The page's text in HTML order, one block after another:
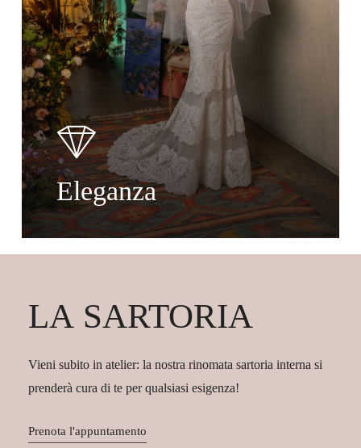
Eleganza
LA SARTORIA
Vieni subito in atelier: la nostra rinomata sartoria interna si
prenderà cura di te per qualsiasi esigenza!
Prenota l'appuntamento